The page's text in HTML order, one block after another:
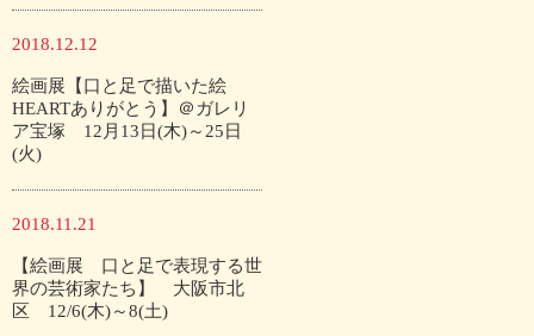
2018.12.12
絵画展【口と足で描いた絵
HEARTありがとう】＠ガレリ
ア宝塚 12月13日(木)～25日
(火)
2018.11.21
【絵画展 口と足で表現する世
界の芸術家たち】 大阪市北
区 12/6(木)～8(土)